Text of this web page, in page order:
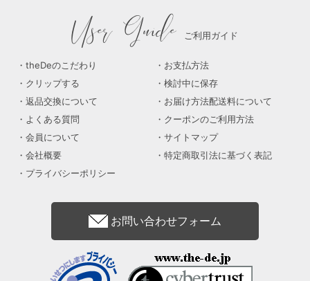
User Guide ご利用ガイド
theDeのこだわり
お支払方法
クリップする
検討中に保存
返品交換について
お届け方法配送料について
よくある質問
クーポンのご利用方法
会員について
サイトマップ
会社概要
特定商取引法に基づく表記
プライバシーポリシー
お問い合わせフォーム